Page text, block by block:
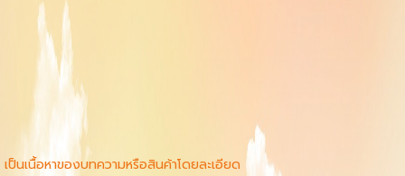
เป็นเนื้อหาของบทความหรือสินค้าโดยละเอียด